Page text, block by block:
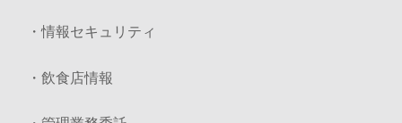
・情報セキュリティ
・飲食店情報